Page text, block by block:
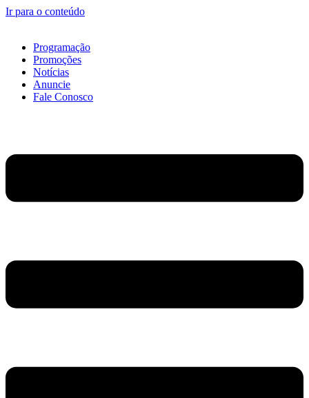
Ir para o conteúdo
Programação
Promoções
Notícias
Anuncie
Fale Conosco